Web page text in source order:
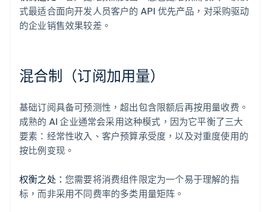
式最适合面向开发人员客户的 API 优先产品，对采购驱动
的企业销售效果较差。
混合制（订阅加用量）
基础订阅具备可预测性，超出包含限额后再按用量收费。
成熟的 AI 企业通常会采用这种模式，因为它平衡了三大
要素：经常性收入、客户预算承受度，以及对重度使用的
按比例变现。
权衡之处： 您需要将消费组件限定为一个易于理解的指
标，而非采用不同费率的多类用量矩阵。